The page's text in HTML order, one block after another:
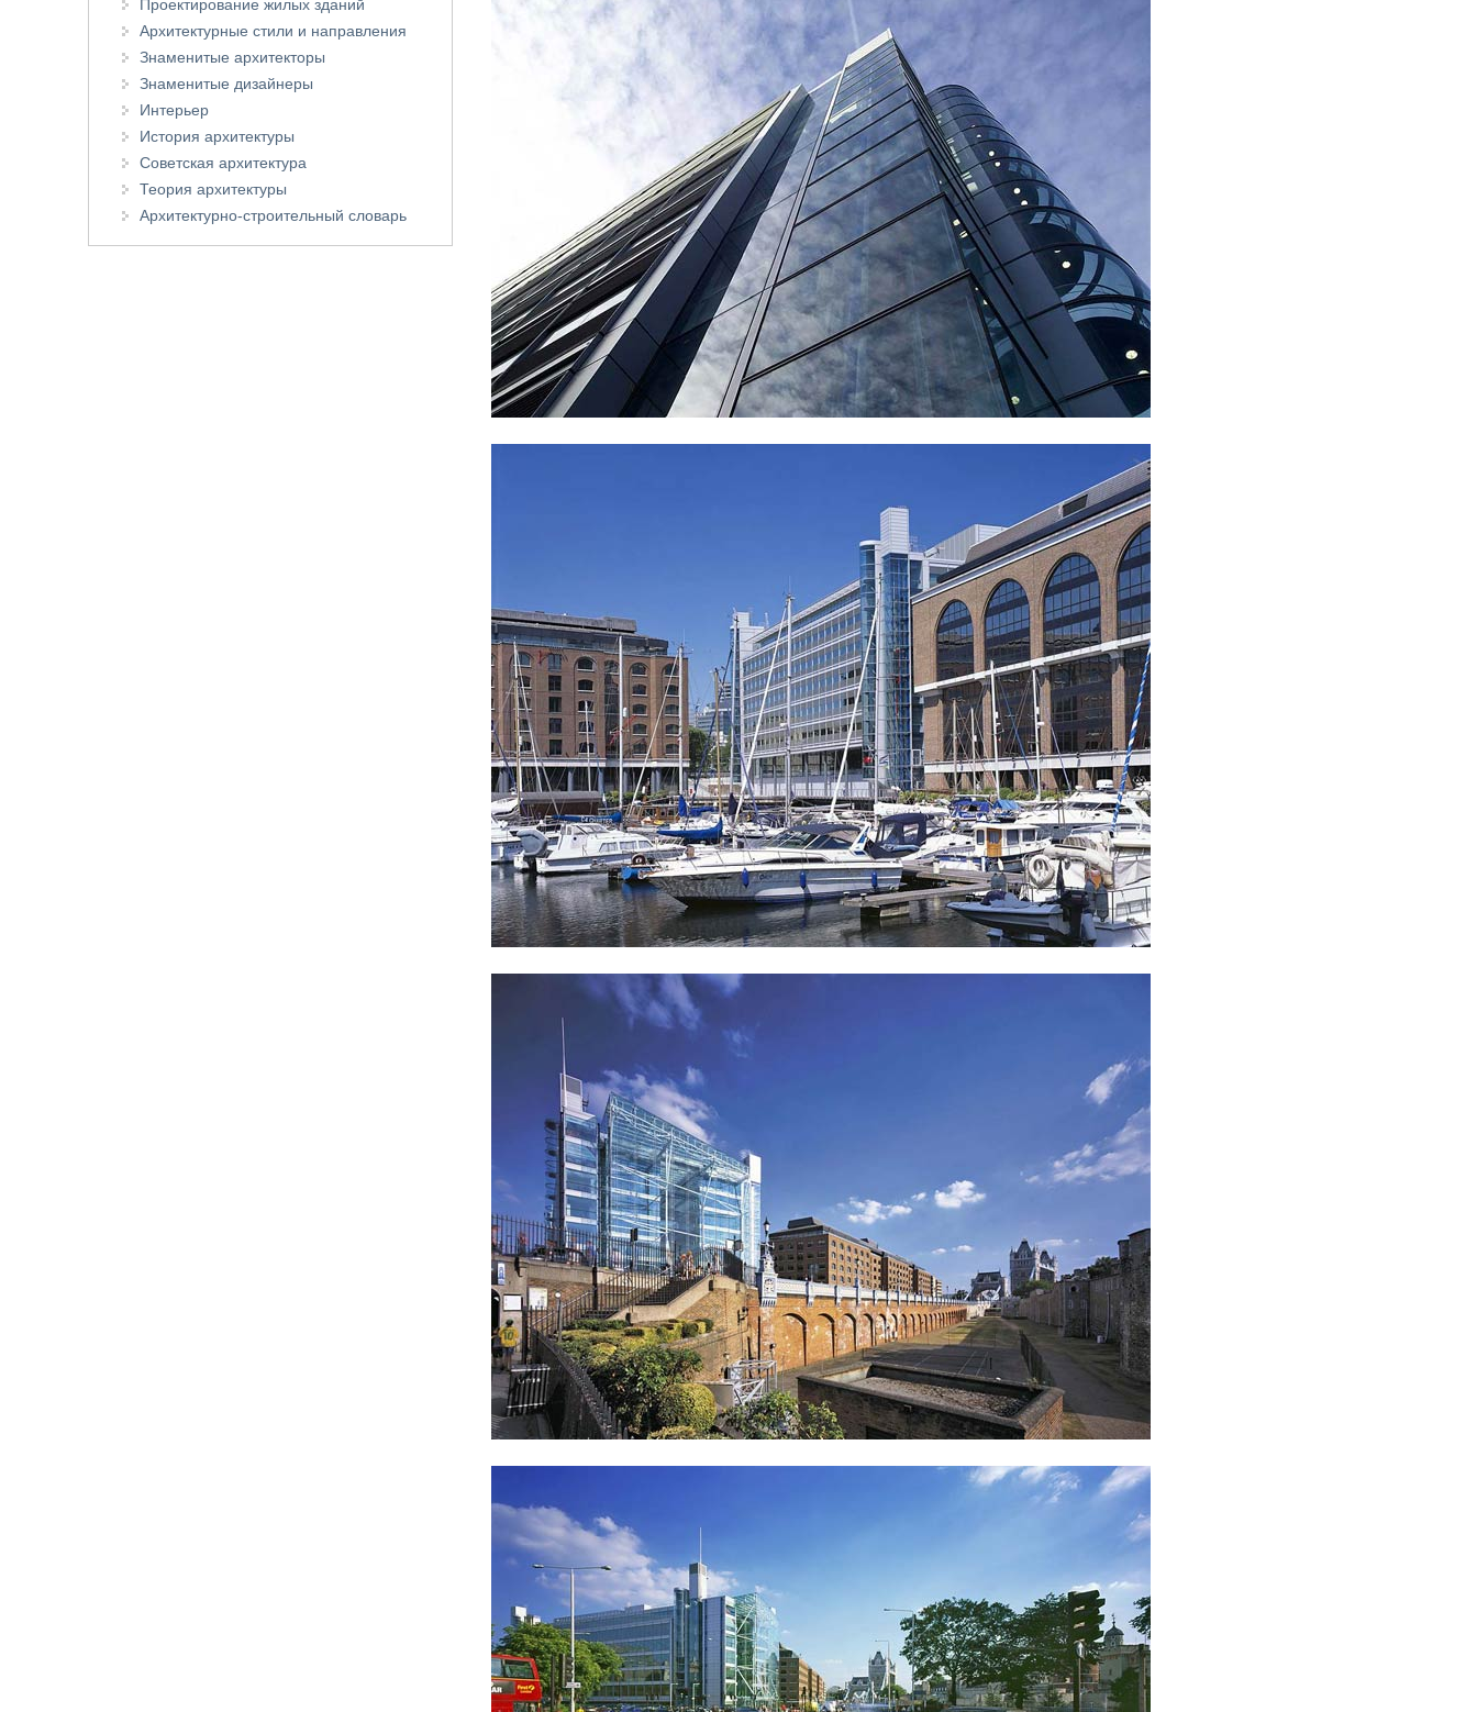
Проектирование жилых зданий
Архитектурные стили и направления
Знаменитые архитекторы
Знаменитые дизайнеры
Интерьер
История архитектуры
Советская архитектура
Теория архитектуры
Архитектурно-строительный словарь